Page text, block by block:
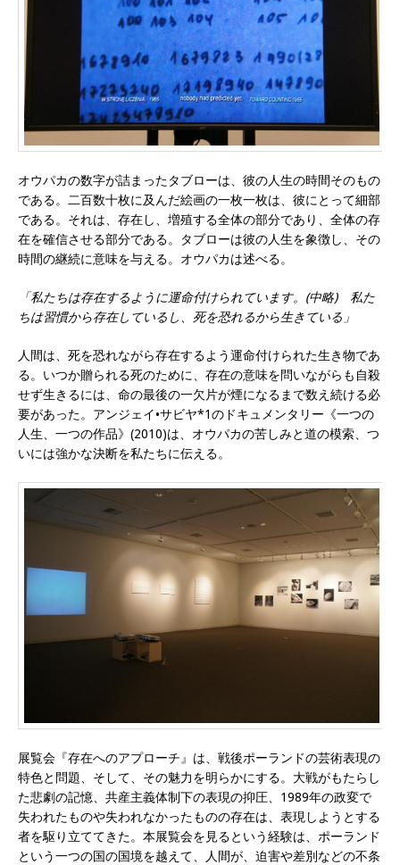
オウパカの数字が詰まったタブローは、彼の人生の時間そのもの
である。二百数十枚に及んだ絵画の一枚一枚は、彼にとって細部
である。それは、存在し、増殖する全体の部分であり、全体の存
在を確信させる部分である。タブローは彼の人生を象徴し、その
時間の継続に意味を与える。オウパカは述べる。
「私たちは存在するように運命付けられています。(中略) 私た
ちは習慣から存在しているし、死を恐れるから生きている」
人間は、死を恐れながら存在するよう運命付けられた生き物であ
る。いつか贈られる死のために、存在の意味を問いながらも自殺
せず生きるには、命の最後の一欠片が煙になるまで数え続ける必
要があった。アンジェイ•サビヤ*1のドキュメンタリー《一つの
人生、一つの作品》(2010)は、オウパカの苦しみと道の模索、つ
いには強かな決断を私たちに伝える。
展覧会『存在へのアプローチ』は、戦後ポーランドの芸術表現の
特色と問題、そして、その魅力を明らかにする。大戦がもたらし
た悲劇の記憶、共産主義体制下の表現の抑圧、1989年の政変で
失われたものや失われなかったものの存在は、表現しようとする
者を駆り立ててきた。本展覧会を見るという経験は、ポーランド
という一つの国の国境を越えて、人間が、迫害や差別などの不条